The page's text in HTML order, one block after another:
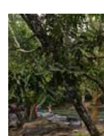
Obituary
Sports
Travel & Tourism
Technology